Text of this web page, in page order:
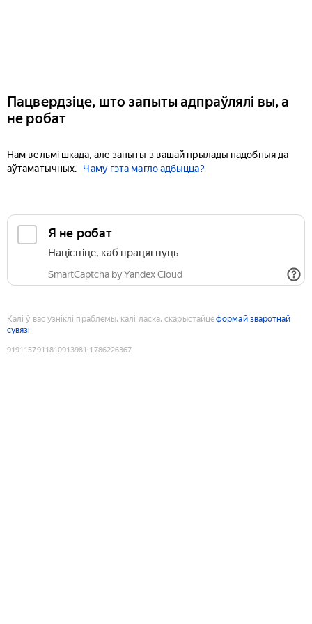
Пацвердзіце, што запыты адпраўлялі вы, а
не робат
Нам вельмі шкада, але запыты з вашай прылады падобныя да
аўтаматычных.
Чаму гэта магло адбыцца?
Я не робат
Націсніце, каб працягнуць
SmartCaptcha by Yandex Cloud
Калі ў вас узніклі праблемы, калі ласка, скарыстайцеформай зваротнай
сувязі
9191157911810913981 :1786226367